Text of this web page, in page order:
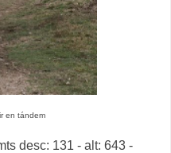
en tándem
desc: 131 - alt: 643 -